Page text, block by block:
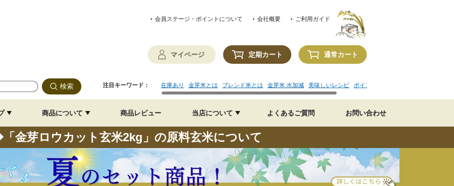
会員ステージ・ポイントについて 会社概要 ご利用ガイド
マイページ 定期カート 通常カート
注目キーワード： 在庫あり 金芽米とは ブレンド米とは 金芽米 水加減 美味しいレシピ ポイントの使い方
商品について 商品レビュー 当店について よくあるご質問 お問い合わせ
金芽ロウカット玄米2kg」の原料玄米について